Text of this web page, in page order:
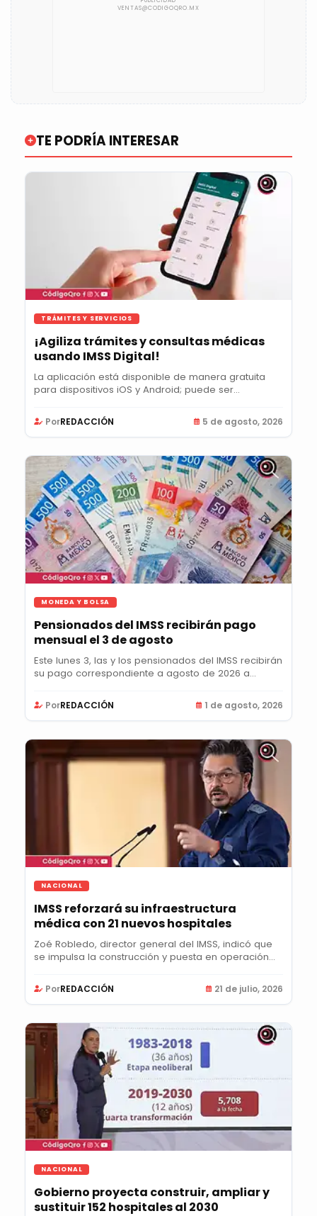
TE PODRÍA INTERESAR
TRÁMITES Y SERVICIOS
¡Agiliza trámites y consultas médicas
usando IMSS Digital!
La aplicación está disponible de manera gratuita
para dispositivos iOS y Android; puede ser...
PorREDACCIÓN 5 de agosto, 2026
MONEDA Y BOLSA
Pensionados del IMSS recibirán pago
mensual el 3 de agosto
Este lunes 3, las y los pensionados del IMSS recibirán
su pago correspondiente a agosto de 2026 a...
PorREDACCIÓN 1 de agosto, 2026
NACIONAL
IMSS reforzará su infraestructura
médica con 21 nuevos hospitales
Zoé Robledo, director general del IMSS, indicó que
se impulsa la construcción y puesta en operación...
PorREDACCIÓN 21 de julio, 2026
NACIONAL
Gobierno proyecta construir, ampliar y
sustituir 152 hospitales al 2030